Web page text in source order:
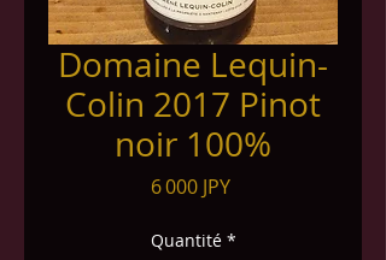
Domaine Lequin-
Colin 2017 Pinot
noir 100%
6 000 JPYPrix
Quantité *